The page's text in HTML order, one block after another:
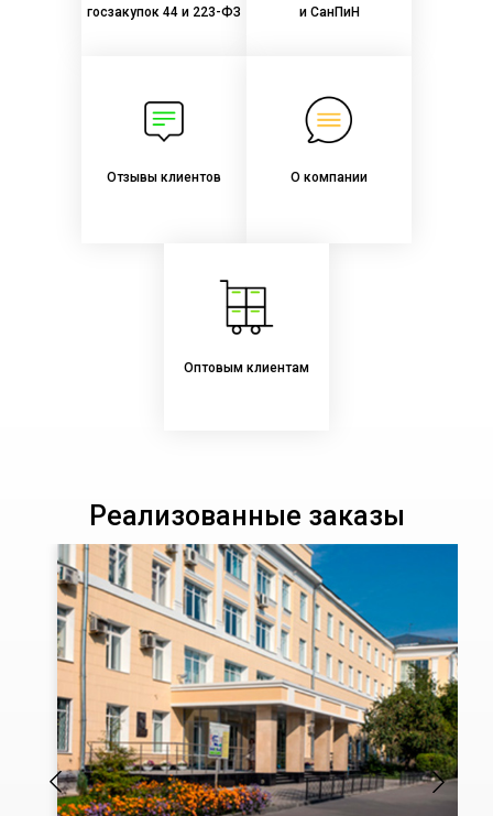
госзакупок 44 и 223-ФЗ
и СанПиН
Отзывы клиентов О компании
Оптовым клиентам
Реализованные заказы